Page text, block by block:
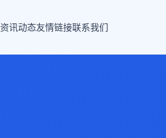
资讯动态友情链接联系我们